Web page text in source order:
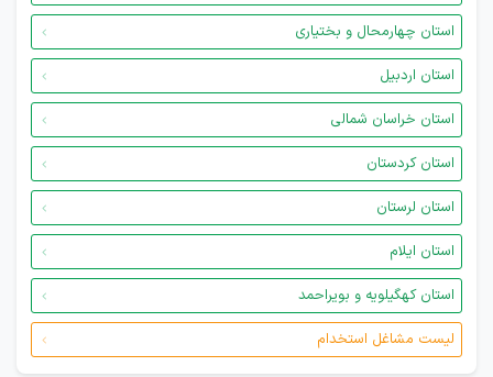
استان چهارمحال و بختیاری
استان اردبیل
استان خراسان شمالی
استان کردستان
استان لرستان
استان ایلام
استان کهگیلویه و بویراحمد
لیست مشاغل استخدام